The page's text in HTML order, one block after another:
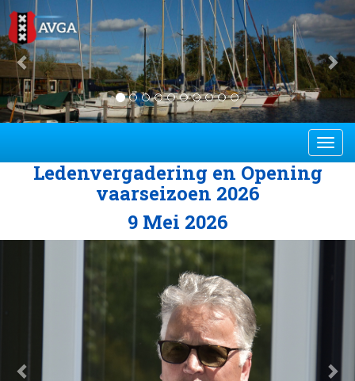
Previous
Ledenvergadering en Opening
vaarseizoen 2026
9 Mei 2026